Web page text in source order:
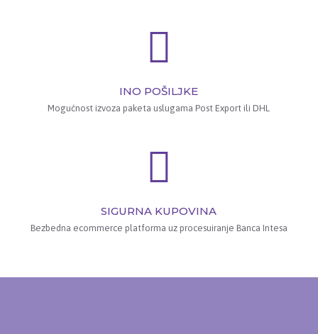
INO POŠILJKE
Mogućnost izvoza paketa uslugama Post Export ili DHL
SIGURNA KUPOVINA
Bezbedna ecommerce platforma uz procesuiranje Banca Intesa